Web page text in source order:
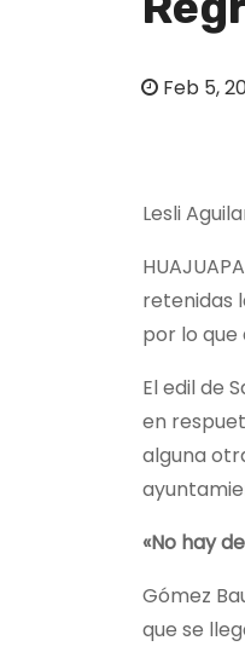
Feb 5,
Lesli
retenidas
por lo que
El edil de
en
alguna
«No hay
Gómez
que se